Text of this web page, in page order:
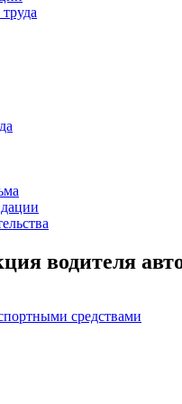
водителя
средствами